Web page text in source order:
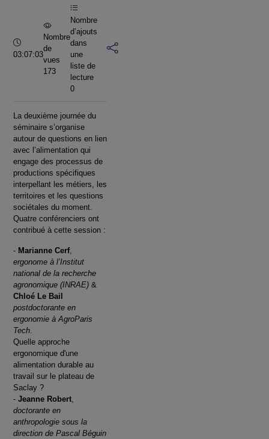
Durée :
03:07:03
Nombre
de
vues
173
Nombre
d’ajouts
dans
une
liste de
lecture
0
La deuxième journée du
séminaire s’organise
autour de questions en lien
avec l’alimentation qui
engage des processus de
productions spécifiques
interpellant les métiers, les
territoires et les questions
sociétales du moment.
Quatre conférenciers ont
contribué à cette session :
- Marianne Cerf,
ergonome à l’Institut
national de la recherche
agronomique (INRAE) &
Chloé Le Bail
postdoctorante en
ergonomie à AgroParis
Tech
Quelle approche
ergonomique d'une
alimentation durable au
travail sur le plateau de
Saclay ?
- Jeanne Robert
doctorante en
anthropologie sous la
direction de Pascal Béguin